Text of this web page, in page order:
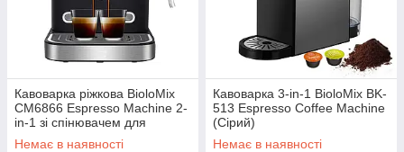
Кавоварка ріжкова BioloMix
CM6866 Espresso Machine 2-
in-1 зі спінювачем для
молока (Сірий)
Немає в наявності
Кавоварка 3-in-1 BioloMix BK-
513 Espresso Coffee Machine
(Сірий)
Немає в наявності